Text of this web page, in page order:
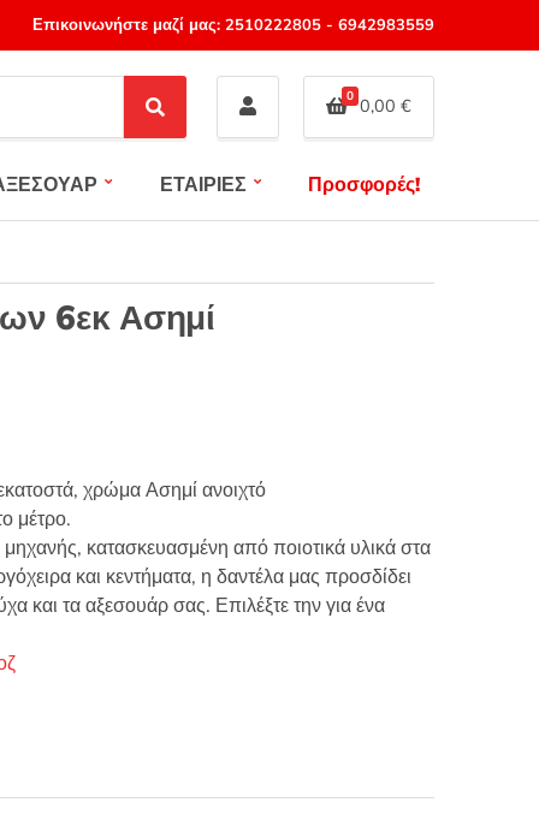
Επικοινωνήστε μαζί μας: 2510222805- 6942983559
S
e
c
0 0,00 €
ΕΤΑΙΡΙΕΣ Προσφορές!
6εκ Ασημί
χρώμα Ασημί ανοιχτό
μέτρο.
κατασκευασμένη από ποιοτικά υλικά στα
και κεντήματα, η δαντέλα μας προσδίδει
και τα αξεσουάρ σας. Επιλέξτε την για ένα